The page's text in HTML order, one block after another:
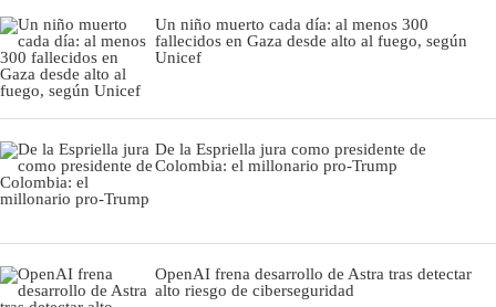
Un niño muerto cada día: al menos 300
fallecidos en Gaza desde alto al fuego, según
Unicef
De la Espriella jura como presidente de
Colombia: el millonario pro-Trump
OpenAI frena desarrollo de Astra tras detectar
alto riesgo de ciberseguridad